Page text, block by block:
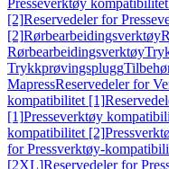
Presseverktøy
[2]Reservedeler for
[2]Rørbearbeidingsverktøy
Rørbearbeidingsverktøy
Trykkprøvingsplugg
MapressReservedeler for
kompatibilitet [1]
[1]Presseverktøy
kompatibilitet [2]
for Pressverktøy-
[2XL]Reservedeler for